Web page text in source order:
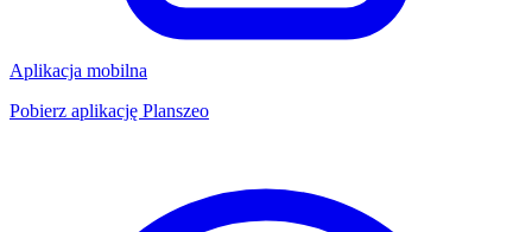
Aplikacja mobilna
Pobierz aplikację Planszeo